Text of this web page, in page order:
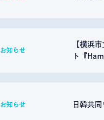
お知らせ
【横浜
ト『
お知らせ 日韓共